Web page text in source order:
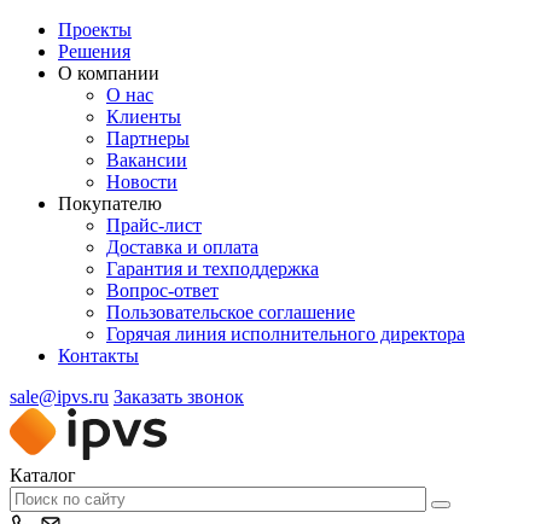
Проекты
Решения
О компании
О нас
Клиенты
Партнеры
Вакансии
Новости
Покупателю
Прайс-лист
Доставка и оплата
Гарантия и техподдержка
Вопрос-ответ
Пользовательское соглашение
Горячая линия исполнительного директора
Контакты
sale@ipvs.ru Заказать звонок
Каталог